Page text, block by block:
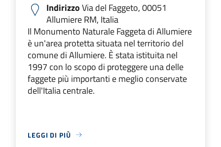
IndirizzoVia del Faggeto, 00051
Allumiere RM, Italia
Il Monumento Naturale Faggeta di Allumiere
è un'area protetta situata nel territorio del
comune di Allumiere. È stata istituita nel
1997 con lo scopo di proteggere una delle
faggete più importanti e meglio conservate
dell'Italia centrale.
LEGGI DI PIÙ